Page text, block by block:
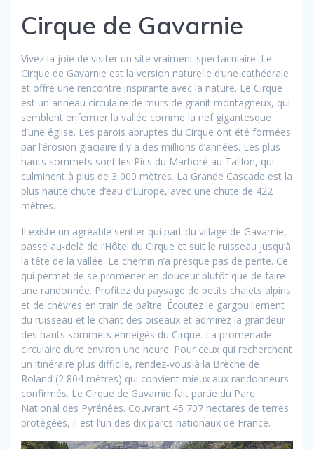
Cirque de Gavarnie
Vivez la joie de visiter un site vraiment spectaculaire. Le
Cirque de Gavarnie est la version naturelle d’une cathédrale
et offre une rencontre inspirante avec la nature. Le Cirque
est un anneau circulaire de murs de granit montagneux, qui
semblent enfermer la vallée comme la nef gigantesque
d’une église. Les parois abruptes du Cirque ont été formées
par l’érosion glaciaire il y a des millions d’années. Les plus
hauts sommets sont les Pics du Marboré au Taillon, qui
culminent à plus de 3 000 mètres. La Grande Cascade est la
plus haute chute d’eau d’Europe, avec une chute de 422
mètres.
Il existe un agréable sentier qui part du village de Gavarnie,
passe au-delà de l’Hôtel du Cirque et suit le ruisseau jusqu’à
la tête de la vallée. Le chemin n’a presque pas de pente. Ce
qui permet de se promener en douceur plutôt que de faire
une randonnée. Profitez du paysage de petits chalets alpins
et de chèvres en train de paître. Écoutez le gargouillement
du ruisseau et le chant des oiseaux et admirez la grandeur
des hauts sommets enneigés du Cirque. La promenade
circulaire dure environ une heure. Pour ceux qui recherchent
un itinéraire plus difficile, rendez-vous à la Brèche de
Roland (2 804 mètres) qui convient mieux aux randonneurs
confirmés. Le Cirque de Gavarnie fait partie du Parc
National des Pyrénées. Couvrant 45 707 hectares de terres
protégées, il est l’un des dix parcs nationaux de France.